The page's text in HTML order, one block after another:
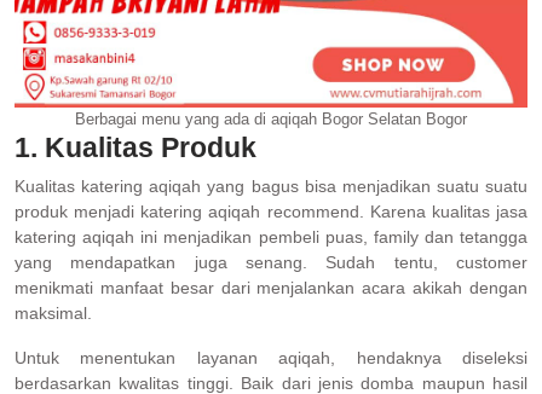
Berbagai menu yang ada di aqiqah Bogor Selatan Bogor
1. Kualitas Produk
Kualitas katering aqiqah yang bagus bisa menjadikan suatu suatu
produk menjadi katering aqiqah recommend. Karena kualitas jasa
katering aqiqah ini menjadikan pembeli puas, family dan tetangga
yang mendapatkan juga senang. Sudah tentu, customer
menikmati manfaat besar dari menjalankan acara akikah dengan
maksimal.
Untuk menentukan layanan aqiqah, hendaknya diseleksi
berdasarkan kwalitas tinggi. Baik dari jenis domba maupun hasil